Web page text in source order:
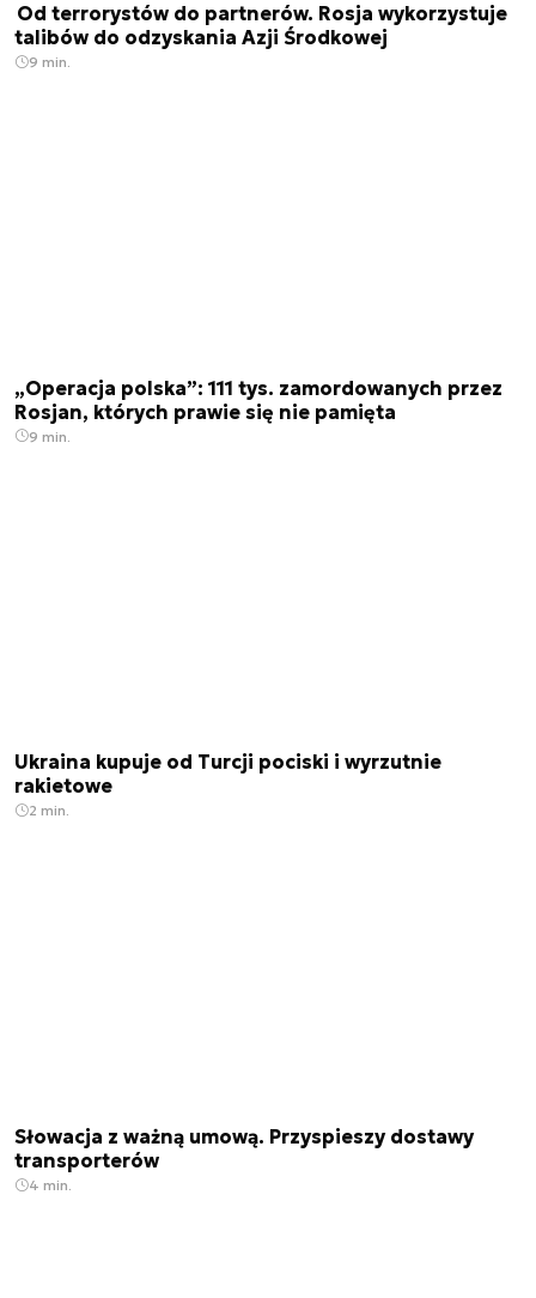
Od terrorystów do partnerów. Rosja wykorzystuje
talibów do odzyskania Azji Środkowej
9 min.
„Operacja polska”: 111 tys. zamordowanych przez
Rosjan, których prawie się nie pamięta
9 min.
Ukraina kupuje od Turcji pociski i wyrzutnie
rakietowe
2 min.
Słowacja z ważną umową. Przyspieszy dostawy
transporterów
4 min.